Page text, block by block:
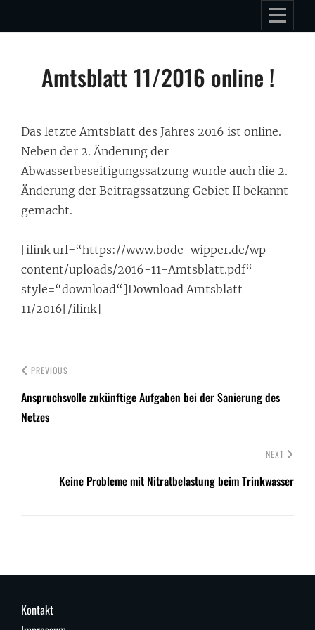
to
Amtsblatt 11/2016 online !
Das letzte Amtsblatt des Jahres 2016 ist online.
Neben der 2. Änderung der
Abwasserbeseitigungssatzung wurde auch die 2.
Änderung der Beitragssatzung Gebiet II bekannt
gemacht.
[ilink url=“https://www.bode-wipper.de/wp-
content/uploads/2016-11-Amtsblatt.pdf“
style=“download“]Download Amtsblatt
11/2016[/ilink]
Beitragsnavigation
PREVIOUS
Anspruchsvolle zukünftige Aufgaben bei der Sanierung des
Netzes
NEXT
Keine Probleme mit Nitratbelastung beim Trinkwasser
Kontakt